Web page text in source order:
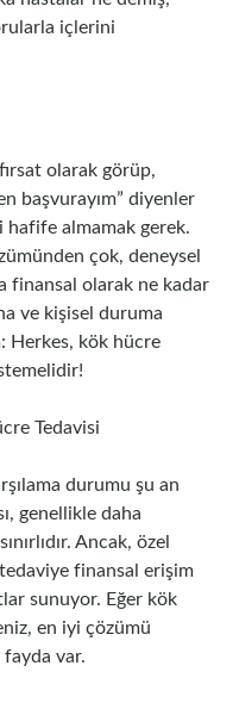
içlerini
olarak görüp,
başvurayım” diyenler
almamak gerek.
çok, deneysel
finansal olarak ne kadar
ve kişisel duruma
Herkes, kök hücre
Tedavisi
durumu şu an
genellikle daha
Ancak, özel
finansal erişim
sunuyor. Eğer kök
en iyi çözümü
fayda var.